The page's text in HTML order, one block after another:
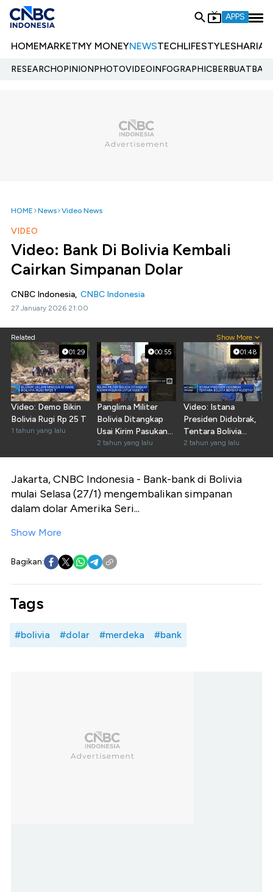
APPS
HOMEMARKETMY MONEYNEWSTECHLIFESTYLESHARIA
RESEARCHOPINIONPHOTOVIDEOINFOGRAPHIC
HOME News Video News
VIDEO
Video: Bank Di Bolivia Kembali
Cairkan Simpanan Dolar
CNBC Indonesia, CNBC Indonesia
27 January 2026 21:00
Related Show More
01:29
Video: Demo Bikin
Bolivia Rugi Rp 25 T
1 tahun yang lalu
00:55
Panglima Militer
Bolivia Ditangkap
Usai Kirim Pasukan
Untuk Kudeta
2 tahun yang lalu
01:48
Video: Istana
Presiden Didobrak,
Tentara Bolivia
Bersiap Kudeta?
2 tahun yang lalu
Jakarta, CNBC Indonesia - Bank-bank di Bolivia
mulai Selasa (27/1) mengembalikan simpanan
dalam dolar Amerika Seri...
Show More
Bagikan:
Tags
#bolivia #dolar #merdeka #bank